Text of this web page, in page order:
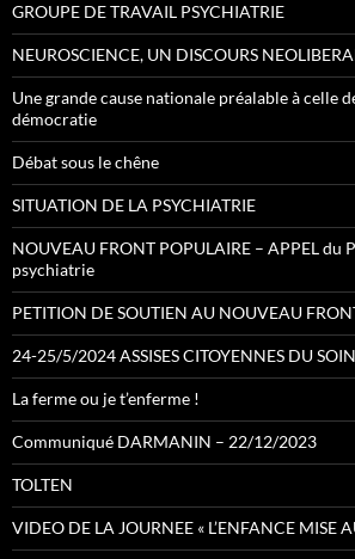
GROUPE DE TRAVAIL PSYCHIATRIE
NEUROSCIENCE, UN DISCOURS
Une grande cause nationale préalable à celle
démocratie
Débat sous le chêne
SITUATION DE LA PSYCHIATRIE
NOUVEAU FRONT POPULAIRE – APPEL du
psychiatrie
PETITION DE SOUTIEN AU NOUVEAU
24-25/5/2024 ASSISES CITOYENNES DU
La ferme ou je t’enferme !
Communiqué DARMANIN – 22/12/2023
TOLTEN
VIDEO DE LA JOURNEE « L’ENFANCE MISE